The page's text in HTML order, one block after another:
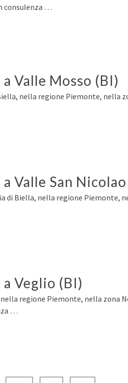
consulenza …
Valle Mosso (BI)
nella regione Piemonte, nella
Valle San
Biella, nella regione Piemonte,
Veglio (BI)
regione Piemonte, nella zona
…